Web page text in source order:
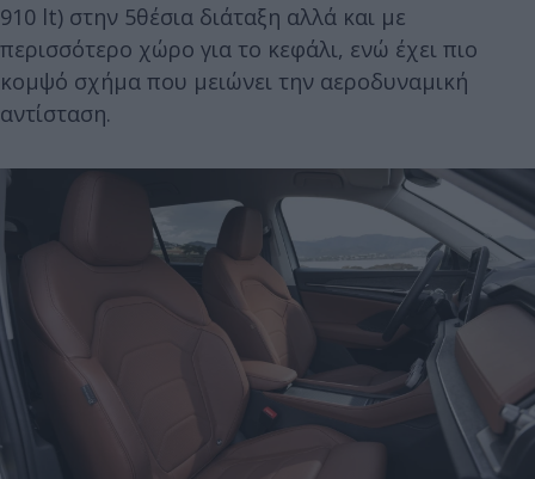
910 lt) στην 5θέσια διάταξη αλλά και με
περισσότερο χώρο για το κεφάλι, ενώ έχει πιο
κομψό σχήμα που μειώνει την αεροδυναμική
αντίσταση.